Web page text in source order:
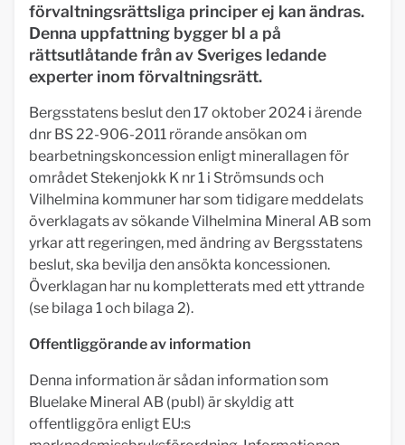
förvaltningsrättsliga principer ej kan ändras.
Denna uppfattning bygger bl a på
rättsutlåtande från av Sveriges ledande
experter inom förvaltningsrätt.
Bergsstatens beslut den 17 oktober 2024 i ärende
dnr BS 22-906-2011 rörande ansökan om
bearbetningskoncession enligt minerallagen för
området Stekenjokk K nr 1 i Strömsunds och
Vilhelmina kommuner har som tidigare meddelats
överklagats av sökande Vilhelmina Mineral AB som
yrkar att regeringen, med ändring av Bergsstatens
beslut, ska bevilja den ansökta koncessionen.
Överklagan har nu kompletterats med ett yttrande
(se bilaga 1 och bilaga 2).
Offentliggörande av information
Denna information är sådan information som
Bluelake Mineral AB (publ) är skyldig att
offentliggöra enligt EU:s